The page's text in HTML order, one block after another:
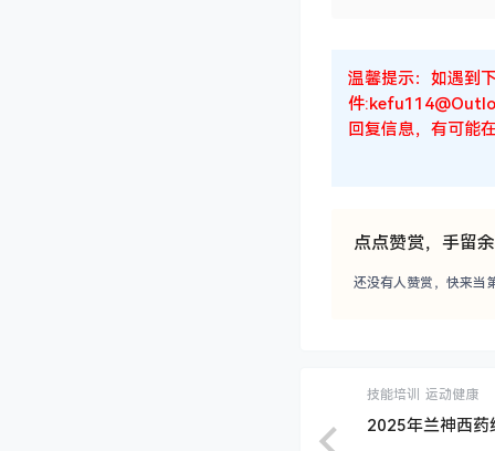
温馨提示：如遇到
件
回复信息，有可能
点点赞赏，手留
还没有人赞赏，快来当
技能培训 运动健康
2025年兰神西药